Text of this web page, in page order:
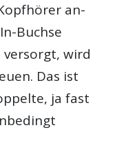
an-
Buchse
wird
Das ist
ja fast